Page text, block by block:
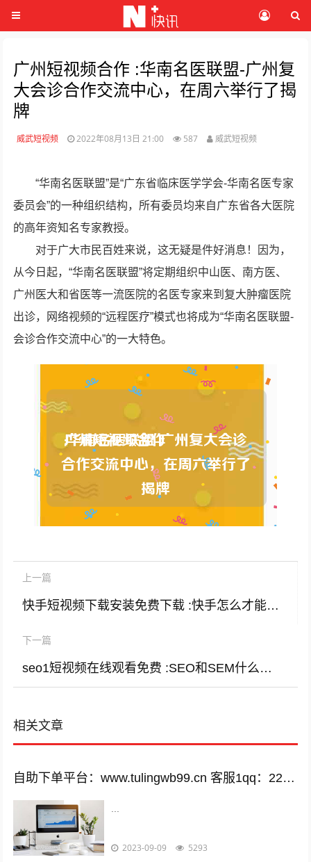
广州短视频合作 :华南名医联盟-广州复
大会诊合作交流中心，在周六举行了揭
牌
威武短视频 2022年08月13日 21:00 587 威武短视频
“华南名医联盟”是“广东省临床医学学会-华南名医专家
委员会”的一种组织结构，所有委员均来自广东省各大医院
的高年资知名专家教授。
对于广大市民百姓来说，这无疑是件好消息！因为，
从今日起，“华南名医联盟”将定期组织中山医、南方医、
广州医大和省医等一流医院的名医专家来到复大肿瘤医院
出诊，网络视频的“远程医疗”模式也将成为“华南名医联盟-
会诊合作交流中心”的一大特色。
上一篇
快手短视频下载安装免费下载 :快手怎么才能不让别人下载你的视频？
下一篇
seo1短视频在线观看免费 :SEO和SEM什么区别，两者是同一个工作内容吗？
相关文章
自助下单平台：www.tulingwb99.cn 客服1qq：2221028208 客服2qq：2221028208
2023-09-09 5293